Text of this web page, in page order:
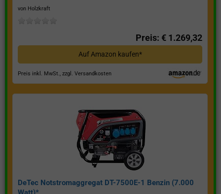
von Holzkraft
Preis: € 1.269,32
Auf Amazon kaufen*
Preis inkl. MwSt., zzgl. Versandkosten
DeTec Notstromaggregat DT-7500E-1 Benzin (7.000